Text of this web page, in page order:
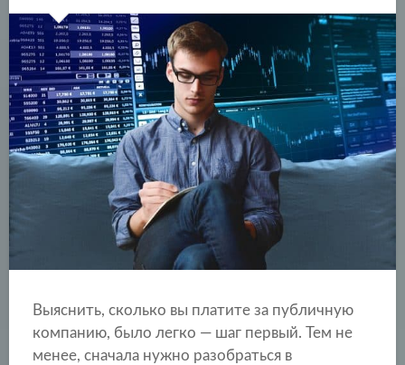
Выяснить, сколько вы платите за публичную
компанию, было легко — шаг первый. Тем не
менее, сначала нужно разобраться в